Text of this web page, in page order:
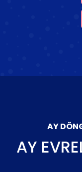
AY
AY